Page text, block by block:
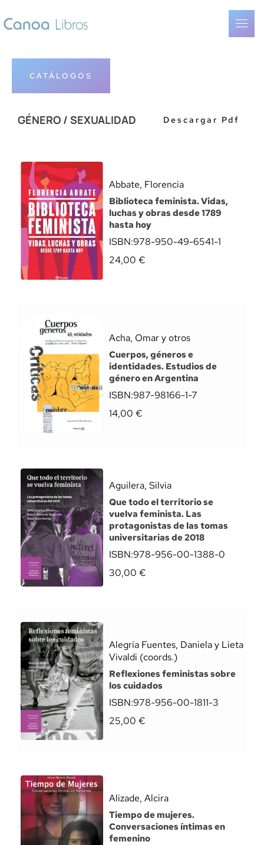
CATÁLOGOS
GÉNERO / SEXUALIDAD Descargar Pdf
Abbate, Florencia
Biblioteca feminista. Vidas,
luchas y obras desde 1789
hasta hoy
ISBN:978-950-49-6541-1
24,00 €
Acha, Omar y otros
Cuerpos, géneros e
identidades. Estudios de
género en Argentina
ISBN:987-98166-1-7
14,00 €
Aguilera, Silvia
Que todo el territorio se
vuelva feminista. Las
protagonistas de las tomas
universitarias de 2018
ISBN:978-956-00-1388-0
30,00 €
Alegría Fuentes, Daniela y Lieta
Vivaldi (coords.)
Reflexiones feministas sobre
los cuidados
ISBN:978-956-00-1811-3
25,00 €
Alizade, Alcira
Tiempo de mujeres.
Conversaciones íntimas en
femenino